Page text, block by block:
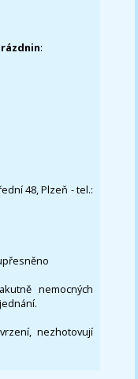
:
48, Plzeň - tel.:
nemocných
nezhotovují